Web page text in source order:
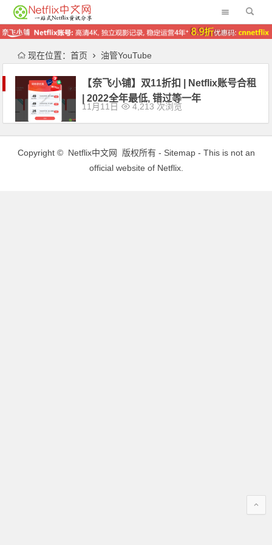
现在位置： 首页 油管YouTube
【奈飞小铺】双11折扣 | Netflix账号合租
| 2022全年最低, 错过等一年
11月11日 4,213 次浏览
Copyright © Netflix中文网 版权所有 - Sitemap- This is not an
official website of Netflix.